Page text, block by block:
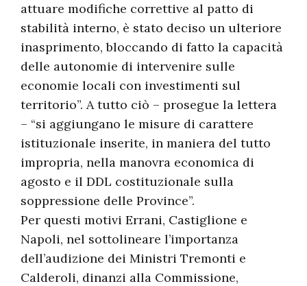
attuare modifiche correttive al patto di
stabilità interno, è stato deciso un ulteriore
inasprimento, bloccando di fatto la capacità
delle autonomie di intervenire sulle
economie locali con investimenti sul
territorio”. A tutto ciò – prosegue la lettera
– “si aggiungano le misure di carattere
istituzionale inserite, in maniera del tutto
impropria, nella manovra economica di
agosto e il DDL costituzionale sulla
soppressione delle Province”.
Per questi motivi Errani, Castiglione e
Napoli, nel sottolineare l’importanza
dell’audizione dei Ministri Tremonti e
Calderoli, dinanzi alla Commissione,